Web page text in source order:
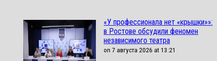
«У профессионала нет «крышки»»:
в Ростове обсудили феномен
независимого театра
on 7 августа 2026 at 13:21